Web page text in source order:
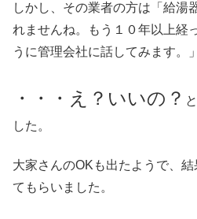
しかし、その業者の方は「給湯
れませんね。もう１０年以上経
うに管理会社に話してみます。
・・・え？いいの？
した。
大家さんのOKも出たようで、
てもらいました。